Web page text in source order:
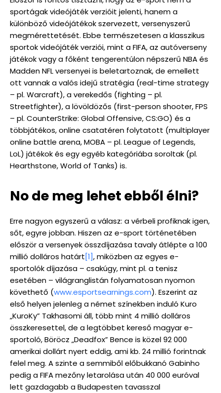
sportágak videójáték verzióit jelenti, hanem a
különböző videójátékok szervezett, versenyszerű
megmérettetését. Ebbe természetesen a klasszikus
sportok videójáték verziói, mint a FIFA, az autóverseny
játékok vagy a főként tengerentúlon népszerű NBA és
Madden NFL versenyei is beletartoznak, de emellett
ott vannak a valós idejű stratégia (real-time strategy
– pl. Warcraft), a verekedős (fighting – pl.
Streetfighter), a lövöldözős (first-person shooter, FPS
– pl. CounterStrike: Global Offensive, CS:GO) és a
többjátékos, online csatatéren folytatott (multiplayer
online battle arena, MOBA – pl. League of Legends,
LoL) játékok és egy egyéb kategóriába soroltak (pl.
Hearthstone, World of Tanks) is.
No de meg lehet ebből élni?
Erre nagyon egyszerű a válasz: a vérbeli profiknak igen,
sőt, egyre jobban. Hiszen az e-sport történetében
először a versenyek összdíjazása tavaly átlépte a 100
millió dolláros határt[1], miközben az egyes e-
sportolók díjazása – csakúgy, mint pl. a tenisz
esetében – világranglistán folyamatosan nyomon
követhető (www.esportsearnings.com). Eszerint az
első helyen jelenleg a német színekben induló Kuro
„KuroKy” Takhasomi áll, több mint 4 millió dolláros
összkeresettel, de a legtöbbet kereső magyar e-
sportoló, Böröcz „Deadfox” Bence is közel 92 000
amerikai dollárt nyert eddig, ami kb. 24 millió forintnak
felel meg. A szinte a semmiből előbukkanó Gabinho
pedig a FIFA mezőny letarolása után 40 000 euróval
lett gazdagabb a Budapesten tavasszal